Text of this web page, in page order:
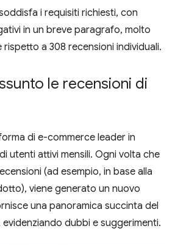
i requisiti richiesti, con
in un breve paragrafo, molto
a 308 recensioni individuali.
le recensioni di
di e-commerce leader in
utenti attivi mensili. Ogni volta che
(ad esempio, in base alla
viene generato un nuovo
una panoramica succinta del
dubbi e suggerimenti.